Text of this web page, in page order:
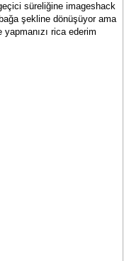
süreliğine imageshack
şekline dönüşüyor ama
rica ederim